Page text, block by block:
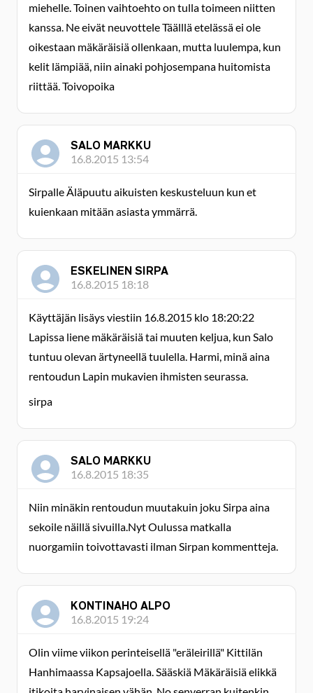
miehelle. Toinen vaihtoehto on tulla toimeen niitten
kanssa. Ne eivät neuvottele Täälllä etelässä ei ole
oikestaan mäkäräisiä ollenkaan, mutta luulempa, kun
kelit lämpiää, niin ainaki pohjosempana huitomista
riittää. Toivopoika
SALO MARKKU
16.8.2015 13:54
Sirpalle Äläpuutu aikuisten keskusteluun kun et
kuienkaan mitään asiasta ymmärrä.
ESKELINEN SIRPA
16.8.2015 18:18
Käyttäjän lisäys viestiin 16.8.2015 klo 18:20:22
Lapissa liene mäkäräisiä tai muuten keljua, kun Salo
tuntuu olevan ärtyneellä tuulella. Harmi, minä aina
rentoudun Lapin mukavien ihmisten seurassa.
sirpa
SALO MARKKU
16.8.2015 18:35
Niin minäkin rentoudun muutakuin joku Sirpa aina
sekoile näillä sivuilla.Nyt Oulussa matkalla
nuorgamiin toivottavasti ilman Sirpan kommentteja.
KONTINAHO ALPO
16.8.2015 19:24
Olin viime viikon perinteisellä "eräleirillä" Kittilän
Hanhimaassa Kapsajoella. Sääskiä Mäkäräisiä elikkä